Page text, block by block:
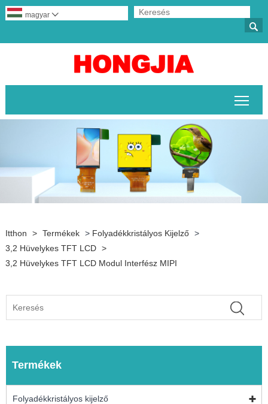

magyar 
Itthon > Termékek > Folyadékkristályos Kijelző >
3,2 Hüvelykes TFT LCD >
3,2 Hüvelykes TFT LCD Modul Interfész MIPI
Termékek
Folyadékkristályos kijelző